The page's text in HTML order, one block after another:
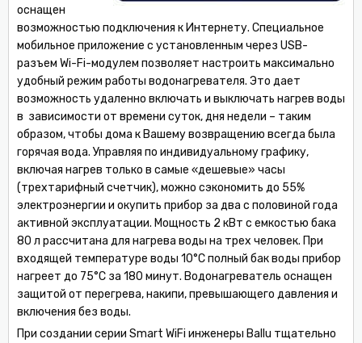
оснащен
возможностью подключения к Интернету. Специальное
мобильное приложение с установленным через USB-
разъем Wi-Fi-модулем позволяет настроить максимально
удобный режим работы водонагревателя. Это дает
возможность удаленно включать и выключать нагрев воды
в зависимости от времени суток, дня недели – таким
образом, чтобы дома к Вашему возвращению всегда была
горячая вода. Управляя по индивидуальному графику,
включая нагрев только в самые «дешевые» часы
(трехтарифный счетчик), можно сэкономить до 55%
электроэнергии и окупить прибор за два с половиной года
активной эксплуатации. Мощность 2 кВт с емкостью бака
80 л рассчитана для нагрева воды на трех человек. При
входящей температуре воды 10°С полный бак воды прибор
нагреет до 75°С за 180 минут. Водонагреватель оснащен
защитой от перегрева, накипи, превышающего давления и
включения без воды.
При создании серии Smart WiFi инженеры Ballu тщательно